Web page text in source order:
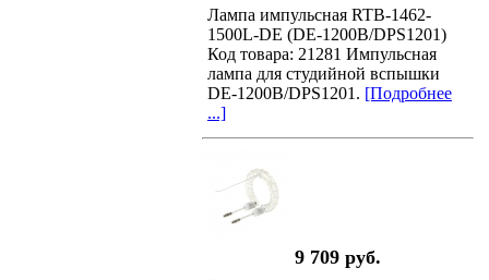
Лампа импульсная RTB-1462-
1500L-DE (DE-1200B/DPS1201)
Код товара: 21281 Импульсная
лампа для студийной вспышки
DE-1200B/DPS1201. [Подробнее
...]
9 709 руб.